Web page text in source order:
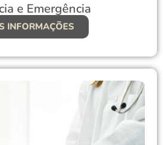
e Emergência
INFORMAÇÕES